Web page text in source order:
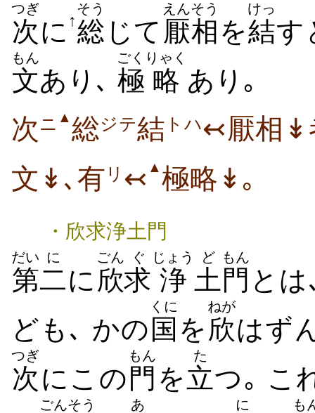
次
つぎ
に ↑総
そう
じて 厭相
えんそう
を結
けっ
す
文
もん
あり､ 極
ごく
略
りゃく
あり｡
次 ニ ▲ 総ジテ結 トハ↢厭相↡
文↡､有 リ ↢ ▲ 極略↡｡
・欣求浄土門
第
だい
二
に
に 欣
ごん
求
ぐ
浄
じょう
土
ど
門
もん
と
ども､ かの 国
くに
を 欣
ねが
はず
次
つぎ
にこの 門
もん
を立
た
つ｡ こ
ごんそう あ に も